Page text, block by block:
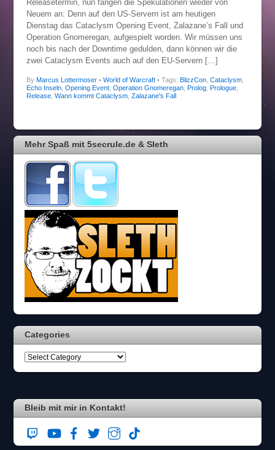
Releasetermin, nun fangen die Spekulationen wieder von
Neuem an: Denn auf den US-Servern ist am heutigen
Dienstag das Cataclysm Opening Event, Zalazane’s Fall und
Operation Gnomeregan, aufgespielt worden. Wir müssen uns
noch bis nach der Downtime gedulden, dann können wir die
zwei Cataclysm Events auch auf den EU-Servern […]
By Marcus Lottermoser• World of Warcraft • Tags: BlizzCon, Cataclysm,
Echo Inseln, Opening Event, Operation Gnomeregan, Prolog, Prologue,
Release, Wann kommt Cataclysm, Zalazane's Fall
Mehr Spaß mit 5secrule.de & Sleth
Categories
Bleib mit mir in Kontakt!